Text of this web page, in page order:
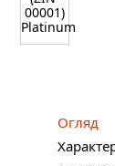
Огляд